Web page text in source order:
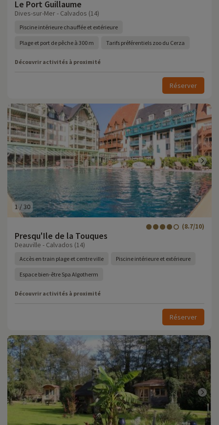
Le Port Guillaume
Dives-sur-Mer - Calvados (14)
Piscine intérieure chauffée et extérieure
Plage et port de pêche à 300 m Tarifs préférentiels zoo du Cerza
Découvrir activités à proximité
Réserver
1 /30
Presqu'Ile de la Touques
(8.7/10)
Deauville - Calvados (14)
Accès en train plage et centre ville Piscine intérieure et extérieure
Espace bien-être Spa Algotherm
Découvrir activités à proximité
Réserver